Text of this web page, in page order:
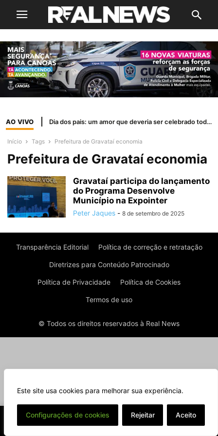
Este site usa cookies para melhorar sua experiência.
Configurações de cookies Rejeitar Aceito
AO VIVO Dia dos pais: um amor que deveria ser celebrado todos os dias
Início Tags Prefeitura de Gravataí economia
Prefeitura de Gravataí economia
Gravataí participa do lançamento
do Programa Desenvolve
Município na Expointer
Peter Jaques - 8 de setembro de 2025
Transparência Editorial Política de correção e retratação
Diretrizes para Conteúdo Patrocinado
Política de Privacidade Política de Cookies
Termos de uso
© Todos os direitos reservados à Real News